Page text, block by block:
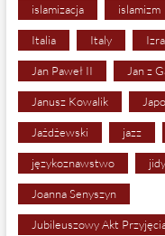
islamizacja islamizm
Italia Italy
Jan Paweł II Jan z
Janusz Kowalik
Jażdżewski jazz
językoznawstwo
Joanna Senyszyn
Jubileuszowy Akt